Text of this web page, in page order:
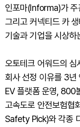
인포마(Informa)가 주
그리고 커넥티드 카
기술과 기업을 시상하
오토테크 어워드의 심
회사 선정 이유를 3년
EV 플랫폼 운영, 800
고속도로 안전보험협
Safety Pick)와 각종